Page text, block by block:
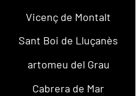
Vicenç de Montalt
Sant Boi de Lluçanès
artomeu del Grau
Cabrera de Mar